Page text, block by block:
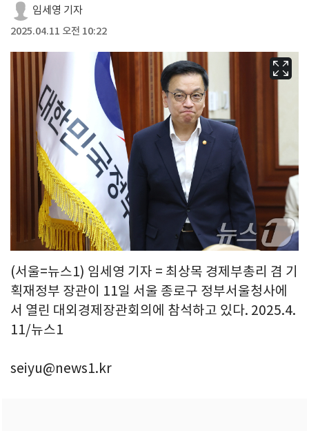
임세영 기자
2025.04.11 오전 10:22
(서울=뉴스1) 임세영 기자 = 최상목 경제부총리 겸 기
획재정부 장관이 11일 서울 종로구 정부서울청사에
서 열린 대외경제장관회의에 참석하고 있다. 2025.4.
11/뉴스1
seiyu@news1.kr